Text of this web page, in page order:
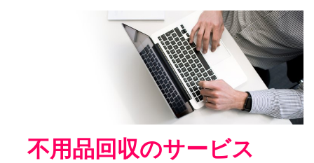
不用品回収のサービス